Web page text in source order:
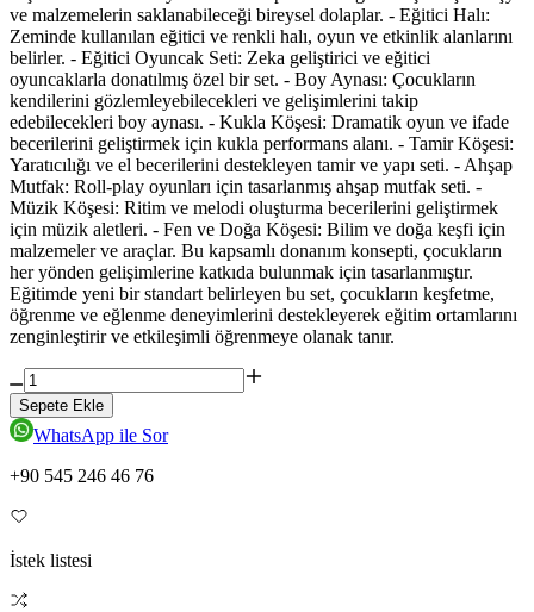
ve malzemelerin saklanabileceği bireysel dolaplar. - Eğitici Halı:
Zeminde kullanılan eğitici ve renkli halı, oyun ve etkinlik alanlarını
belirler. - Eğitici Oyuncak Seti: Zeka geliştirici ve eğitici
oyuncaklarla donatılmış özel bir set. - Boy Aynası: Çocukların
kendilerini gözlemleyebilecekleri ve gelişimlerini takip
edebilecekleri boy aynası. - Kukla Köşesi: Dramatik oyun ve ifade
becerilerini geliştirmek için kukla performans alanı. - Tamir Köşesi:
Yaratıcılığı ve el becerilerini destekleyen tamir ve yapı seti. - Ahşap
Mutfak: Roll-play oyunları için tasarlanmış ahşap mutfak seti. -
Müzik Köşesi: Ritim ve melodi oluşturma becerilerini geliştirmek
için müzik aletleri. - Fen ve Doğa Köşesi: Bilim ve doğa keşfi için
malzemeler ve araçlar. Bu kapsamlı donanım konsepti, çocukların
her yönden gelişimlerine katkıda bulunmak için tasarlanmıştır.
Eğitimde yeni bir standart belirleyen bu set, çocukların keşfetme,
öğrenme ve eğlenme deneyimlerini destekleyerek eğitim ortamlarını
zenginleştirir ve etkileşimli öğrenmeye olanak tanır.
Sepete Ekle
WhatsApp ile Sor
+90 545 246 46 76
İstek listesi